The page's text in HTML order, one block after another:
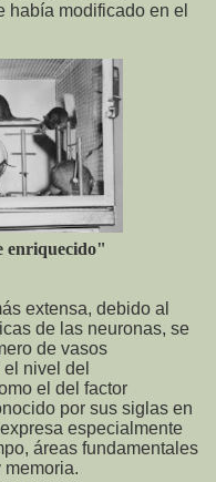
había modificado en el
enriquecido"
extensa, debido al
de las neuronas, se
de vasos
nivel del
el del factor
por sus siglas en
especialmente
áreas fundamentales
memoria.